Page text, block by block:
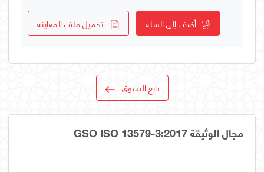
أضف إلى السلة تحميل ملف المعاينة
تابع التسوق
مجال الوثيقة GSO ISO 13579-3:2017